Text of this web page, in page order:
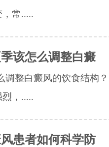
常.....
该怎么调整白癜
调整白癜风的饮食结构
，.....
患者如何科学防